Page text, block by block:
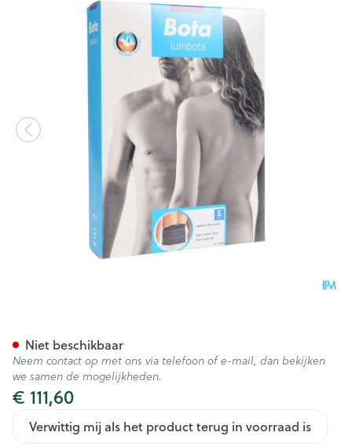
€ 111,60
Verwittig mij als het product terug in voorraad is
Niet beschikbaar
Neem contact op met ons via telefoon of e-mail, dan bekijken
we samen de mogelijkheden.